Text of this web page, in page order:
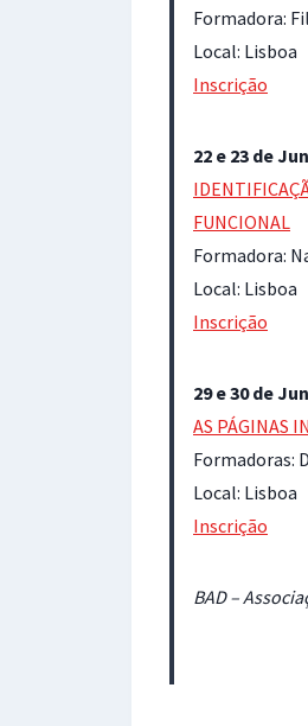
Formadora:
Local: Lisboa
Inscrição
22 e 23 de
FUNCIONAL
Formadora:
Local: Lisboa
Inscrição
29 e 30 de
AS PÁGINAS
Formadoras:
Local: Lisboa
Inscrição
BAD –